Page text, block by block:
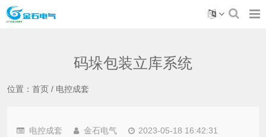
码垛包装立库系统
位置： 首页 / 电控成套
电控成套 金石电气
2023-05-18 16:42:31